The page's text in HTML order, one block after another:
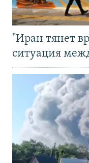
"Иран тянет
ситуация